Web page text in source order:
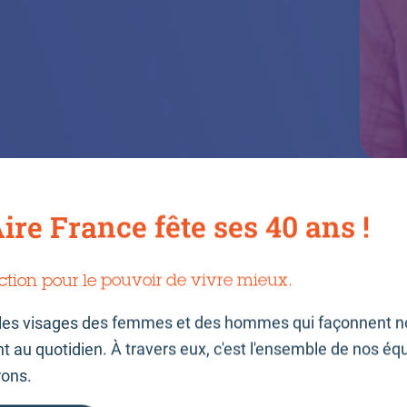
dans quelques
France fête ses 40 ans !
pour le pouvoir de vivre mieux.
visages des femmes et des hommes qui façonnent
au quotidien. À travers eux, c'est l'ensemble de nos